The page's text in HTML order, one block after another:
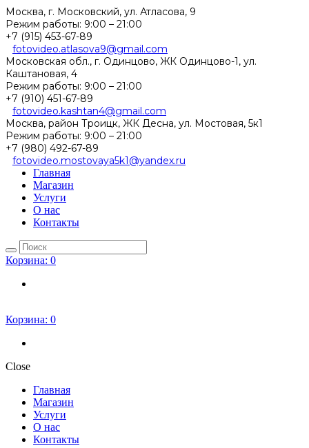
Москва, г. Московский, ул. Атласова, 9
Режим работы: 9:00 – 21:00
+7 (915) 453-67-89
fotovideo.atlasova9@gmail.com
Московская обл., г. Одинцово, ЖК Одинцово-1, ул.
Каштановая, 4
Режим работы: 9:00 – 21:00
+7 (910) 451-67-89
fotovideo.kashtan4@gmail.com
Москва, район Троицк, ЖК Десна, ул. Мостовая, 5к1
Режим работы: 9:00 – 21:00
+7 (980) 492-67-89
fotovideo.mostovaya5k1@yandex.ru
Главная
Магазин
Услуги
О нас
Контакты
Корзина: 0
Корзина: 0
Close
Главная
Магазин
Услуги
О нас
Контакты